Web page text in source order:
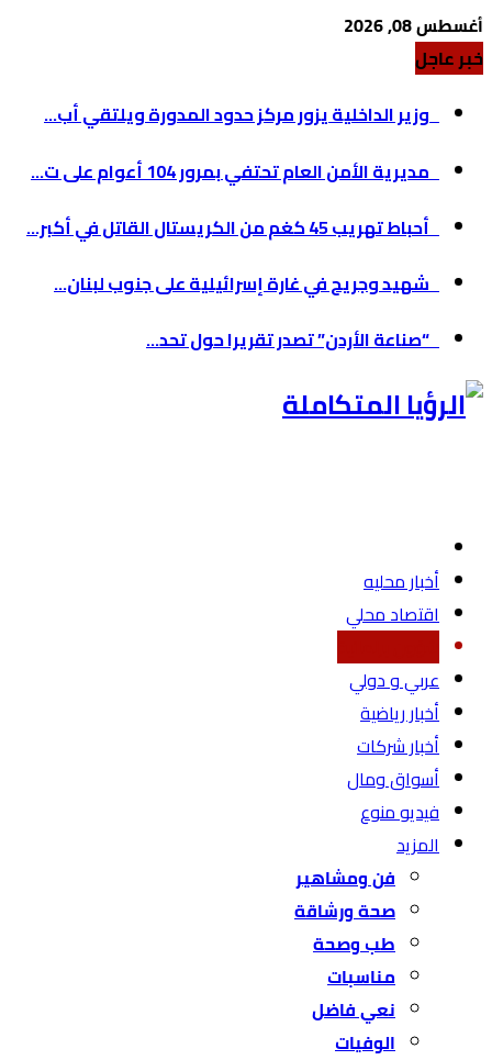
أغسطس 08, 2026
خبر عاجل
وزير الداخلية يزور مركز حدود المدورة ويلتقي أب...
مديرية الأمن العام تحتفي بمرور 104 أعوام على ت...
أحباط تهريب 45 كغم من الكريستال القاتل في أكبر...
شهيد وجريح في غارة إسرائيلية على جنوب لبنان...
“صناعة الأردن” تصدر تقريرا حول تحد...
أخبار محليه
اقتصاد محلي
عربي و دولي
أخبار رياضية
أخبار شركات
أسواق ومال
فيديو منوع
المزيد
فن ومشاهير
صحة ورشاقة
طب وصحة
مناسبات
نعي فاضل
الوفيات